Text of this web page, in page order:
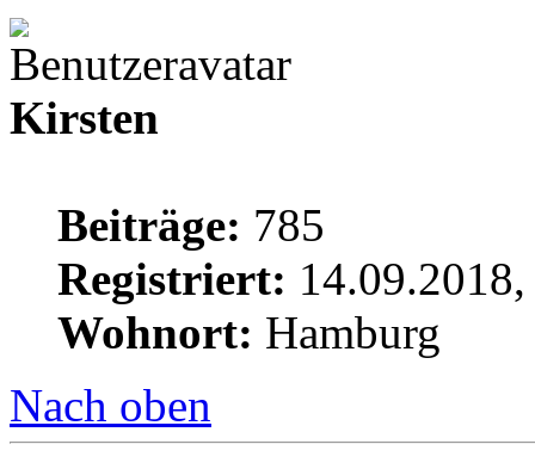
Kirsten
Beiträge: 785
Registriert:
Wohnort: Hamburg
Nach oben